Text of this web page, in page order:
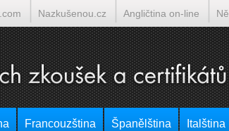
Nazkušenou.cz Angličtina on-line
Francouzština Španělština Italština